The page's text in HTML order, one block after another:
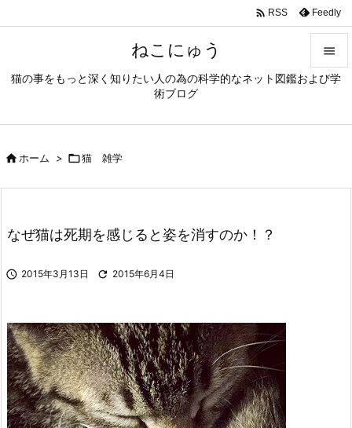
ねこにゅう
猫の事をもっと深く知りたい人の為の科学的なネット図鑑および学
術ブログ



 RSS Feedly
ホーム > 猫 雑学
なぜ猫は死期を感じると姿を消すのか！？
 2015年3月13日  2015年6月4日